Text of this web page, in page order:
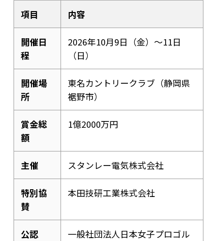
項目 内容
開催日
程
2026年10月9日（金）〜11日
（日）
開催場
所
東名カントリークラブ（静岡県
裾野市）
賞金総
額
1億2000万円
主催 スタンレー電気株式会社
特別協
賛
本田技研工業株式会社
公認 一般社団法人日本女子プロゴル